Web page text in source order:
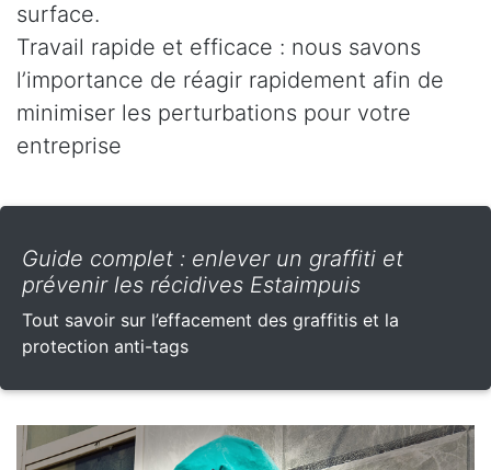
surface.
Travail rapide et efficace : nous savons
l’importance de réagir rapidement afin de
minimiser les perturbations pour votre
entreprise
Guide complet : enlever un graffiti et
prévenir les récidives Estaimpuis
Tout savoir sur l’effacement des graffitis et la
protection anti-tags